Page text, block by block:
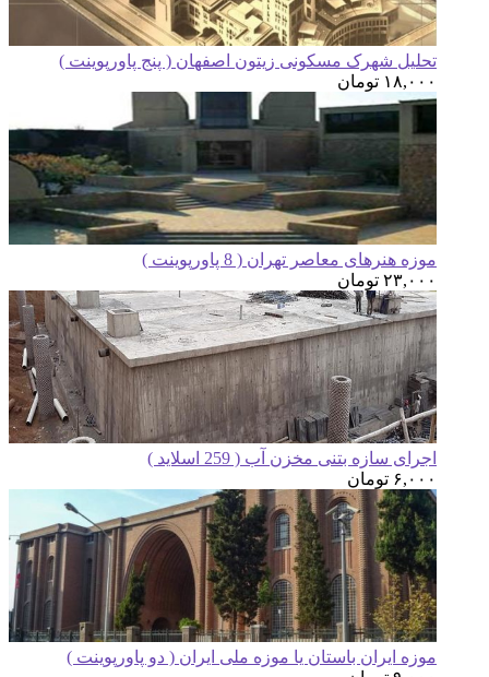
شهرک مسکونی زیتون اصفهان ( پنج پاورپوینت )
تومان
هنرهای معاصر تهران ( 8 پاورپوینت )
تومان
سازه بتنی مخزن آب ( 259 اسلاید )
تومان
ایران باستان یا موزه ملی ایران ( دو پاورپوینت )